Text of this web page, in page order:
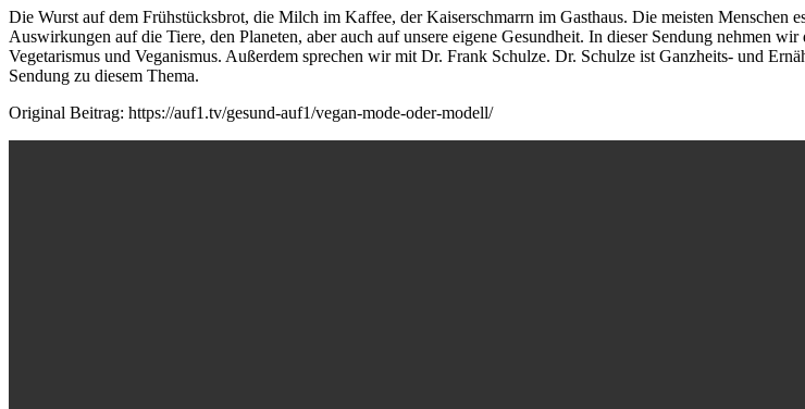
Die Wurst auf dem Frühstücksbrot, die Milch im Kaffee, der Kaiserschmarrn im Gasthaus. Die meisten Menschen
Auswirkungen auf die Tiere, den Planeten, aber auch auf unsere eigene Gesundheit. In dieser Sendung nehmen
Vegetarismus und Veganismus. Außerdem sprechen wir mit Dr. Frank Schulze. Dr. Schulze ist Ganzheits- und
Sendung zu diesem Thema.
Original Beitrag: https://auf1.tv/gesund-auf1/vegan-mode-oder-modell/